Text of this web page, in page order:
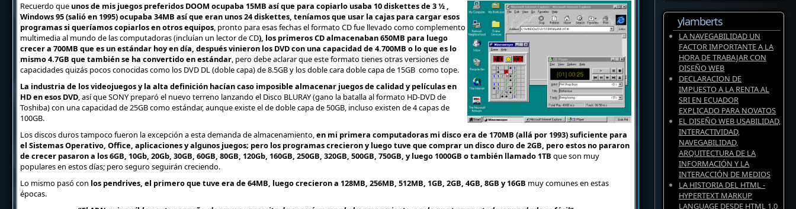
Recuerdo que unos de mis juegos preferidos DOOM ocupaba 15MB así que para copiarlo usaba 10 diskettes de 3 ½ ,
Windows 95 (salió en 1995) ocupaba 34MB así que eran unos 24 diskettes, teníamos que usar la cajas para cargar esos
programas si queríamos copiarlos en otros equipos, pronto para esas fechas el formato CD fue llevado como complemento
multimedia al mundo de las computadoras (incluían un lector de CD), los primeros CD almacenaban 650MB para luego
crecer a 700MB que es un estándar hoy en día, después vinieron los DVD con una capacidad de 4.700MB o lo que es lo
mismo 4.7GB que también se ha convertido en estándar, pero debe aclarar que este formato tienes otras versiones de
capacidades quizás pocos conocidas como los DVD DL (doble capa) de 8.5GB y los doble cara doble capa de 15GB como tope.
La industria de los videojuegos y la alta definición hacían caso imposible almacenar juegos de calidad y películas en
HD en esos DVD, así que SONY preparó el nuevo terreno lanzando el Disco BLURAY (gano la batalla al formato HD-DVD de
Toshiba) con una capacidad de 25GB como estándar, aunque existe el de doble capa de 50GB, incluso existen de 4 capas de
100GB.
Los discos duros tampoco fueron la excepción a esta demanda de almacenamiento,en mi primera computadoras mi disco era de 170MB (allá por 1993) suficiente para
el Sistemas Operativo, Office, aplicaciones y algunos juegos; pero los programas crecieron y luego tuve que comprar un disco duro de 2GB, pero estos no pararon
de crecer pasaron a los 6GB, 10Gb, 20Gb, 30GB, 60GB, 80GB, 120Gb, 160GB, 250GB, 320GB, 500GB, 750GB, y luego 1000GB o también llamado 1TB que son muy
populares en estos días; pero seguro seguirán creciendo.
Lo mismo pasó con los pendrives, el primero que tuve era de 64MB, luego crecieron a 128MB, 256MB, 512MB, 1GB, 2GB, 4GB, 8GB y 16GB muy comunes en estas
épocas.
ylamberts
LA NAVEGABILIDAD UN
FACTOR IMPORTANTE A LA
HORA DE TRABAJAR CON
DISEÑO WEB
DECLARACION DE
IMPUESTO A LA RENTA AL
SRI EN ECUADOR
EXPLICADO PARA NOVATOS
EL DISEÑO WEB USABILIDAD,
INTERACTIVIDAD,
NAVEGABILIDAD,
ARQUITECTURA DE LA
INFORMACIÓN Y LA
INTERACCIÓN DE MEDIOS
LA HISTORIA DEL HTML -
HYPERTEXT MARKUP
LANGUAGE DESDE HTML 1.0